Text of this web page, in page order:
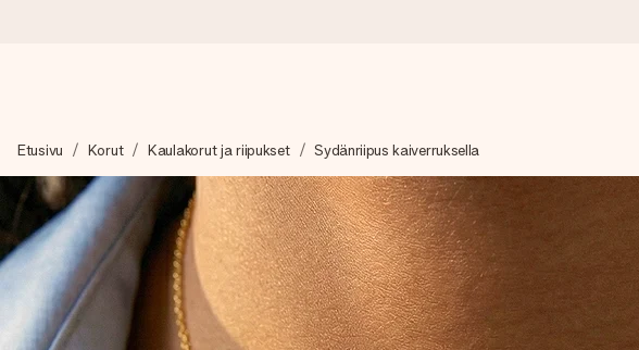
Valmistamme lahjasi huolella ja lähetämme sen hetkessä, jotta voit antaa sen juuri
merkitystä.
4,8 (+15 000 arvostelun perusteella)
Lahjamme inspiroivat. Asiakkaiden arvosana on 4,8 Google Reviewsissä.
Etusivu Korut Kaulakorut ja riipukset Sydänriipus kaiverruksella